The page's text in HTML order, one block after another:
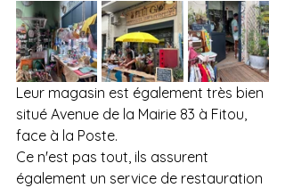
Leur magasin est également très bien
situé Avenue de la Mairie 83 à Fitou,
face à la Poste.
Ce n'est pas tout, ils assurent
également un service de restauration